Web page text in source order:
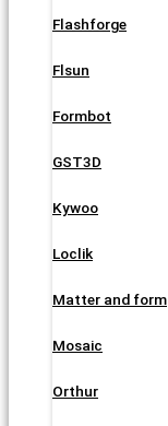
Flashforge
Flsun
Formbot
GST3D
Kywoo
Loclik
Matter and form
Mosaic
Orthur